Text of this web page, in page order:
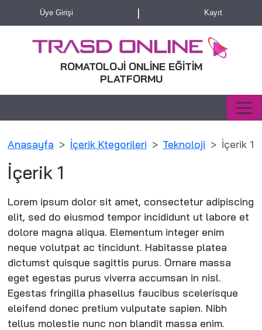
Üye Girişi | Kayıt
ROMATOLOJİ ONLİNE EĞİTİM
PLATFORMU
Anasayfa İçerik Ktegorileri Teknoloji İçerik 1
İçerik 1
Lorem ipsum dolor sit amet, consectetur adipiscing
elit, sed do eiusmod tempor incididunt ut labore et
dolore magna aliqua. Elementum integer enim
neque volutpat ac tincidunt. Habitasse platea
dictumst quisque sagittis purus. Ornare massa
eget egestas purus viverra accumsan in nisl.
Egestas fringilla phasellus faucibus scelerisque
eleifend donec pretium vulputate sapien. Nibh
tellus molestie nunc non blandit massa enim.